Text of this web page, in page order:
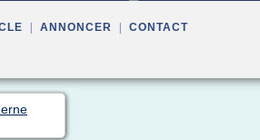
ANNONCER CONTACT